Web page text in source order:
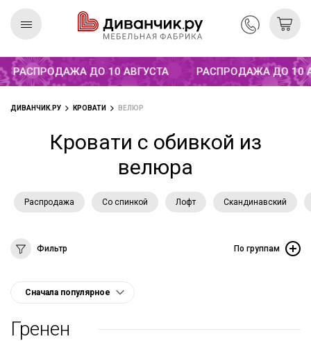
РАСПРОДАЖА ДО 10 АВГУСТА РАСПРОДАЖА ДО 10
ДИВАНЧИК.РУ КРОВАТИ ВЕЛЮР
Кровати с обивкой из
велюра
Распродажа Со спинкой Лофт Скандинавский
Фильтр По группам
Гренен
Скандинавская